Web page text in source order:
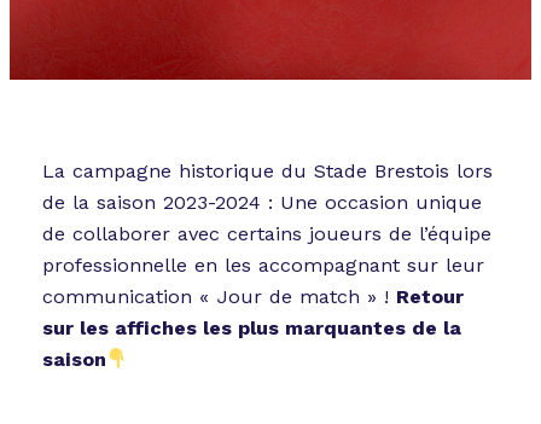
La campagne historique du Stade Brestois lors
de la saison 2023-2024 : Une occasion unique
de collaborer avec certains joueurs de l’équipe
professionnelle en les accompagnant sur leur
communication « Jour de match » ! Retour
sur les affiches les plus marquantes de la
saison